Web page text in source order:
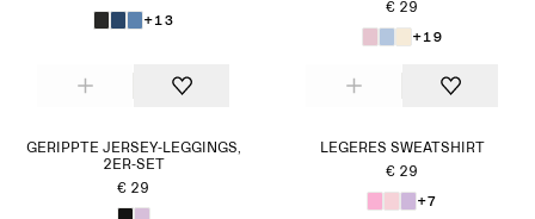
+13
€ 29
+19
GERIPPTE JERSEY-LEGGINGS,
2ER-SET
€ 29
LEGERES SWEATSHIRT
€ 29
+7